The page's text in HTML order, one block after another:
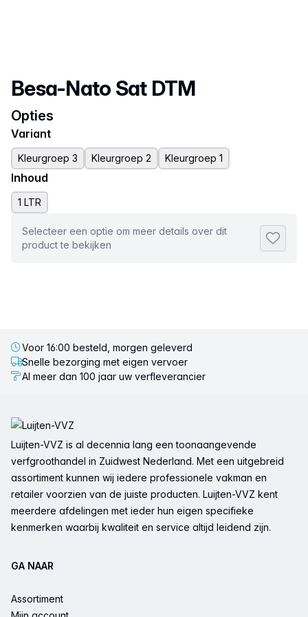
Productnaam
Besa-Nato Sat DTM
Opties
Variant
Kleurgroep 3 Kleurgroep 2 Kleurgroep 1
Inhoud
1 LTR
Selecteer een optie om meer details over dit
product te bekijken
Voor 16:00 besteld, morgen geleverd
Snelle bezorging met eigen vervoer
Al meer dan 100 jaar uw verfleverancier
Luijten-VVZ is al decennia lang een toonaangevende
verfgroothandel in Zuidwest Nederland. Met een uitgebreid
assortiment kunnen wij iedere professionele vakman en
retailer voorzien van de juiste producten. Luijten-VVZ kent
meerdere afdelingen met ieder hun eigen specifieke
kenmerken waarbij kwaliteit en service altijd leidend zijn.
GA NAAR
Assortiment